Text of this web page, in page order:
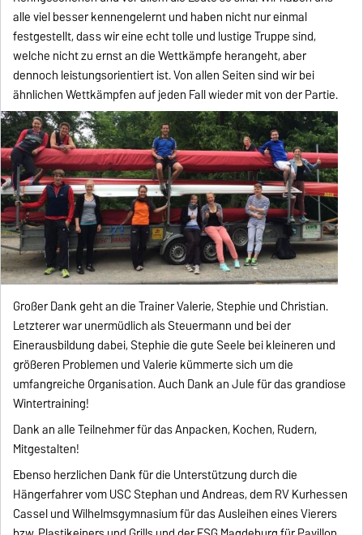
alle viel besser kennengelernt und haben nicht nur einmal
festgestellt, dass wir eine echt tolle und lustige Truppe sind,
welche nicht zu ernst an die Wettkämpfe herangeht, aber
dennoch leistungsorientiert ist. Von allen Seiten sind wir bei
ähnlichen Wettkämpfen auf jeden Fall wieder mit von der Partie.
Großer Dank geht an die Trainer Valerie, Stephie und Christian.
Letzterer war unermüdlich als Steuermann und bei der
Einerausbildung dabei, Stephie die gute Seele bei kleineren und
größeren Problemen und Valerie kümmerte sich um die
umfangreiche Organisation. Auch Dank an Jule für das grandiose
Wintertraining!
Dank an alle Teilnehmer für das Anpacken, Kochen, Rudern,
Mitgestalten!
Ebenso herzlichen Dank für die Unterstützung durch die
Hängerfahrer vom USC Stephan und Andreas, dem RV Kurhessen
Cassel und Wilhelmsgymnasium für das Ausleihen eines Vierers